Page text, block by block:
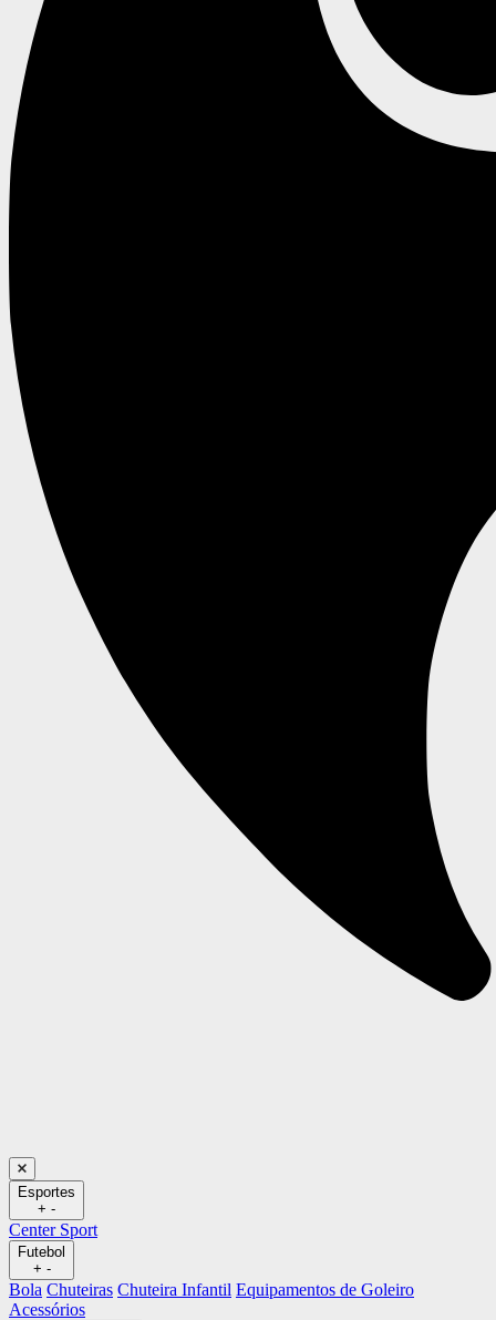
Esportes
+ -
Center Sport
Futebol
+ -
Bola Chuteiras Chuteira Infantil Equipamentos de Goleiro
Acessórios